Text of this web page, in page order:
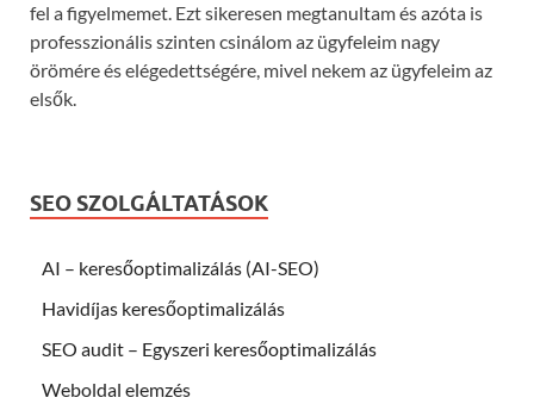
fel a figyelmemet. Ezt sikeresen megtanultam és azóta is
professzionális szinten csinálom az ügyfeleim nagy
örömére és elégedettségére, mivel nekem az ügyfeleim az
elsők.
SEO SZOLGÁLTATÁSOK
AI – keresőoptimalizálás (AI-SEO)
Havidíjas keresőoptimalizálás
SEO audit – Egyszeri keresőoptimalizálás
Weboldal elemzés